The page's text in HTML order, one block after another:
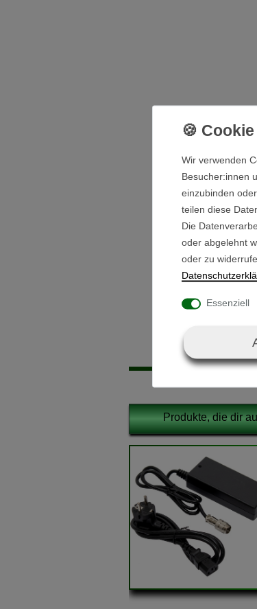
Beschreibung:
Ein 12V
Das Steuergerät
Produkte, die dir
Wir verwenden
Besucher:innen
einzubinden
teilen diese
Die
oder abgelehnt
oder zu
Essenziell